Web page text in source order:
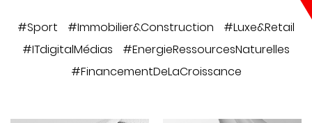
#Sport #Immobilier&Construction
#Luxe&Retail
#ITdigitalMédias
#EnergieRessourcesNaturelles
#FinancementDeLaCroissance